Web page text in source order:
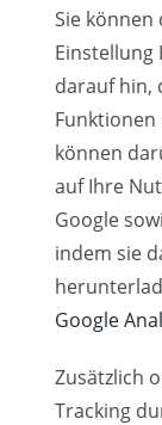
Sie können
Einstellung
darauf hin,
können
auf Ihre
Google
indem sie
Google
Zusätzlich
Tracking